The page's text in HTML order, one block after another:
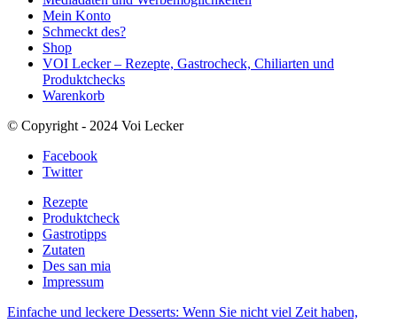
Mein Konto
Schmeckt des?
Shop
VOI Lecker – Rezepte, Gastrocheck, Chiliarten und
Produktchecks
Warenkorb
© Copyright - 2024 Voi Lecker
Facebook
Twitter
Rezepte
Produktcheck
Gastrotipps
Zutaten
Des san mia
Impressum
Einfache und leckere Desserts: Wenn Sie nicht viel Zeit haben,